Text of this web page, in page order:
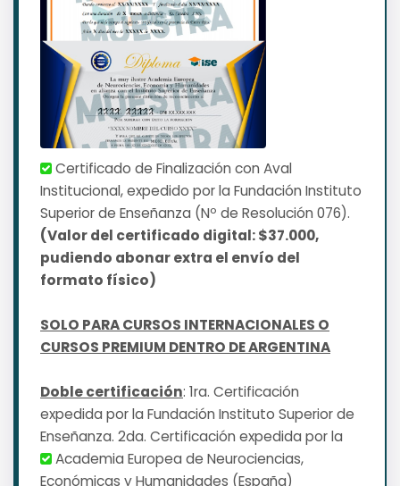
Certificado de Finalización con Aval
Institucional, expedido por la Fundación Instituto
Superior de Enseñanza (Nº de Resolución 076).
(Valor del certificado digital: $37.000,
pudiendo abonar extra el envío del
formato físico)
SOLO PARA CURSOS INTERNACIONALES O
CURSOS PREMIUM DENTRO DE ARGENTINA
Doble certificación: 1ra. Certificación
expedida por la Fundación Instituto Superior de
Enseñanza. 2da. Certificación expedida por la
Academia Europea de Neurociencias,
Económicas y Humanidades (España)